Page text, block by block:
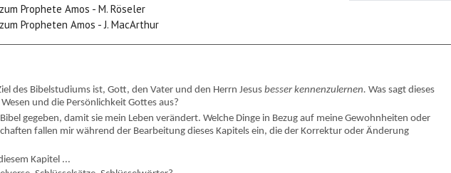
Prophete Amos - M. Röseler
Propheten Amos - J. MacArthur
des Bibelstudiums ist, Gott, den Vater und den Herrn Jesusbesser kennenzulernen. Was sagt dieses
und die Persönlichkeit Gottes aus?
gegeben, damit sie mein Leben verändert. Welche Dinge in Bezug auf meine Gewohnheiten oder
fallen mir während der Bearbeitung dieses Kapitels ein, die der Korrektur oder Änderung
Kapitel ...